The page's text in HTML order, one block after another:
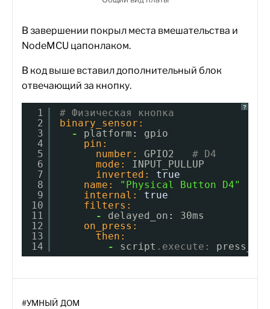
В завершении покрыл места вмешательства и
NodeMCU цапонлаком.
В код выше вставил дополнительный блок
отвечающий за кнопку.
?
1
2
3
4
5
6
7
8
9
10
11
12
13
14
# Физическая кнопка
binary_sensor:
-
platform :
gpio
pin:
number:
GPIO2 # D4
mode:
INPUT_PULLUP
inverted:
true
name:
"Physical Button D4"
internal:
true
filters:
-
delayed_on :
30ms
on_press:
then:
-
script .execute:
#УМНЫЙ ДОМ